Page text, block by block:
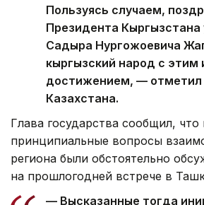
Пользуясь случаем,
Президента
Садыра Нургожоевича
кыргызский народ с этим
достижением, — отметил
Казахстана.
Глава государства сообщил, что
принципиальные вопросы
региона были обстоятельно
на прошлогодней встрече в
— Высказанные тогда